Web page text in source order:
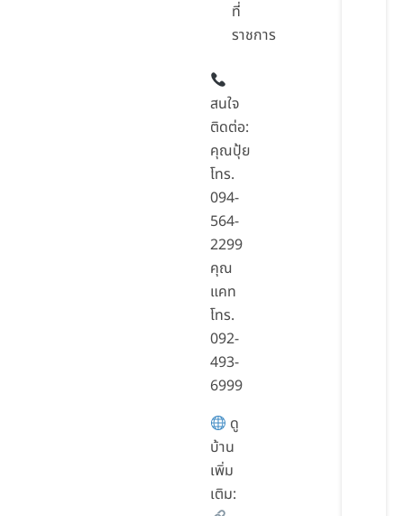
ที่
ราชการ
สนใจ
ติดต่อ:
คุณปุ้ย
โทร.
094-
564-
2299
คุณ
แคท
โทร.
092-
493-
6999
ดู
บ้าน
เพิ่ม
เติม: